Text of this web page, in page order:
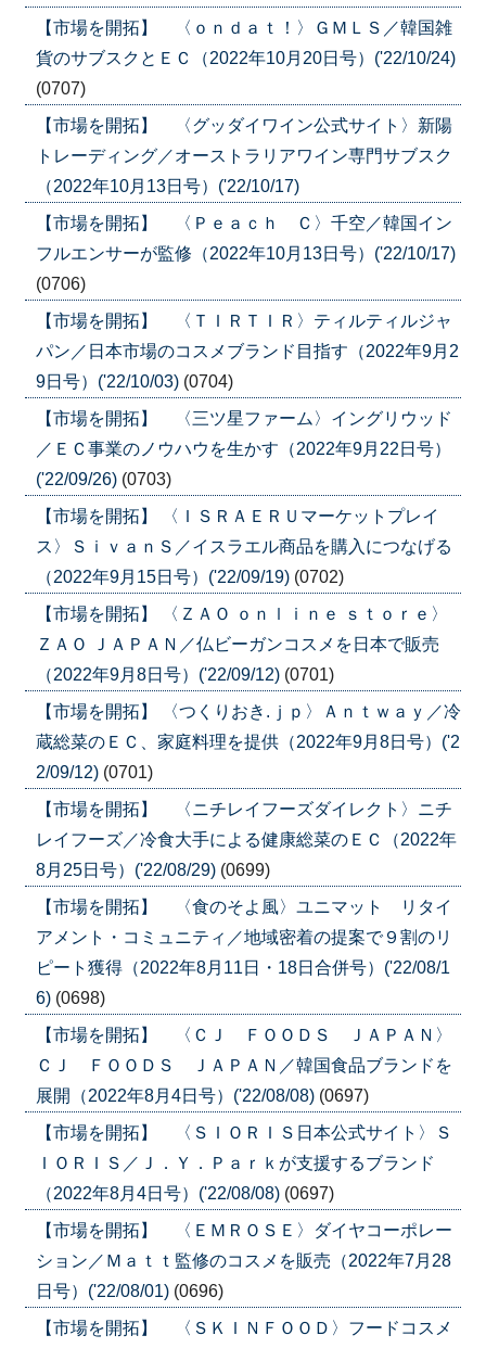
【市場を開拓】 〈ｏｎｄａｔ！〉ＧＭＬＳ／韓国雑
貨のサブスクとＥＣ（2022年10月20日号）('22/10/24)
(0707)
【市場を開拓】 〈グッダイワイン公式サイト〉新陽
トレーディング／オーストラリアワイン専門サブスク
（2022年10月13日号）('22/10/17)
【市場を開拓】 〈Ｐｅａｃｈ Ｃ〉千空／韓国イン
フルエンサーが監修（2022年10月13日号）('22/10/17)
(0706)
【市場を開拓】 〈ＴＩＲＴＩＲ〉ティルティルジャ
パン／日本市場のコスメブランド目指す（2022年9月2
9日号）('22/10/03) (0704)
【市場を開拓】 〈三ツ星ファーム〉イングリウッド
／ＥＣ事業のノウハウを生かす（2022年9月22日号）
('22/09/26) (0703)
【市場を開拓】 〈ＩＳＲＡＥＲＵマーケットプレイ
ス〉ＳｉｖａｎＳ／イスラエル商品を購入につなげる
（2022年9月15日号）('22/09/19) (0702)
【市場を開拓】 〈ＺＡＯ ｏｎｌｉｎｅ ｓｔｏｒｅ〉
ＺＡＯ ＪＡＰＡＮ／仏ビーガンコスメを日本で販売
（2022年9月8日号）('22/09/12) (0701)
【市場を開拓】 〈つくりおき.ｊｐ〉Ａｎｔｗａｙ／冷
蔵総菜のＥＣ、家庭料理を提供（2022年9月8日号）('2
2/09/12) (0701)
【市場を開拓】 〈ニチレイフーズダイレクト〉ニチ
レイフーズ／冷食大手による健康総菜のＥＣ（2022年
8月25日号）('22/08/29) (0699)
【市場を開拓】 〈食のそよ風〉ユニマット リタイ
アメント・コミュニティ／地域密着の提案で９割のリ
ピート獲得（2022年8月11日・18日合併号）('22/08/1
6) (0698)
【市場を開拓】 〈ＣＪ ＦＯＯＤＳ ＪＡＰＡＮ〉
ＣＪ ＦＯＯＤＳ ＪＡＰＡＮ／韓国食品ブランドを
展開（2022年8月4日号）('22/08/08) (0697)
【市場を開拓】 〈ＳＩＯＲＩＳ日本公式サイト〉Ｓ
ＩＯＲＩＳ／Ｊ．Ｙ．Ｐａｒｋが支援するブランド
（2022年8月4日号）('22/08/08) (0697)
【市場を開拓】 〈ＥＭＲＯＳＥ〉ダイヤコーポレー
ション／Ｍａｔｔ監修のコスメを販売（2022年7月28
日号）('22/08/01) (0696)
【市場を開拓】 〈ＳＫＩＮＦＯＯＤ〉フードコスメ